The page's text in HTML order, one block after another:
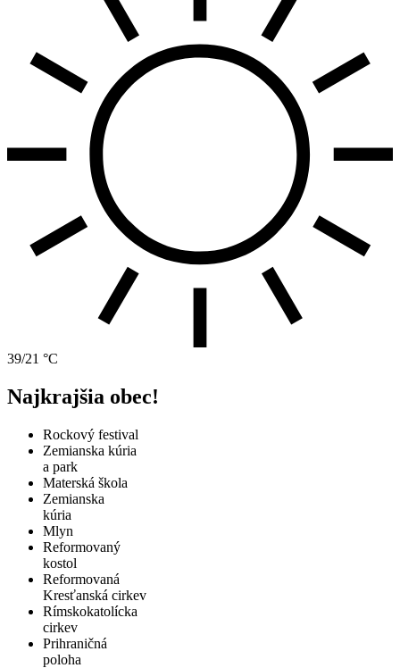
39/21 °C
Najkrajšia obec!
Rockový festival
Zemianska kúria
a park
Materská škola
Zemianska
kúria
Mlyn
Reformovaný
kostol
Reformovaná
Kresťanská cirkev
Rímskokatolícka
cirkev
Prihraničná
poloha